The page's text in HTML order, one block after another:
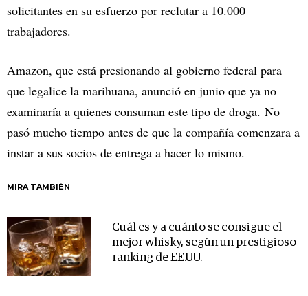
solicitantes en su esfuerzo por reclutar a 10.000
trabajadores.
Amazon, que está presionando al gobierno federal para
que legalice la marihuana, anunció en junio que ya no
examinaría a quienes consuman este tipo de droga. No
pasó mucho tiempo antes de que la compañía comenzara a
instar a sus socios de entrega a hacer lo mismo.
MIRA TAMBIÉN
Cuál es y a cuánto se consigue el
mejor whisky, según un prestigioso
ranking de EE.UU.